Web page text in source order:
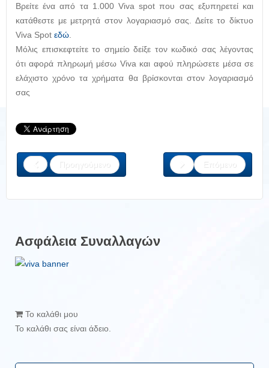
Βρείτε ένα από τα 1.000 Viva spot που σας εξυπηρετεί και
κατάθεστε με μετρητά στον λογαριασμό σας. Δείτε το δίκτυο
Viva Spot εδώ
Μόλις επισκεφτείτε το σημείο δείξε τον κωδικό σας λέγοντας
ότι αφορά πληρωμή μέσω Viva και αφού πληρώσετε μέσα σε
ελάχιστο χρόνο τα χρήματα θα βρίσκονται στον λογαριασμό
σας
Προηγούμενο Επόμενο
Ασφάλεια Συναλλαγών
Το καλάθι μου
Το καλάθι σας είναι άδειο.